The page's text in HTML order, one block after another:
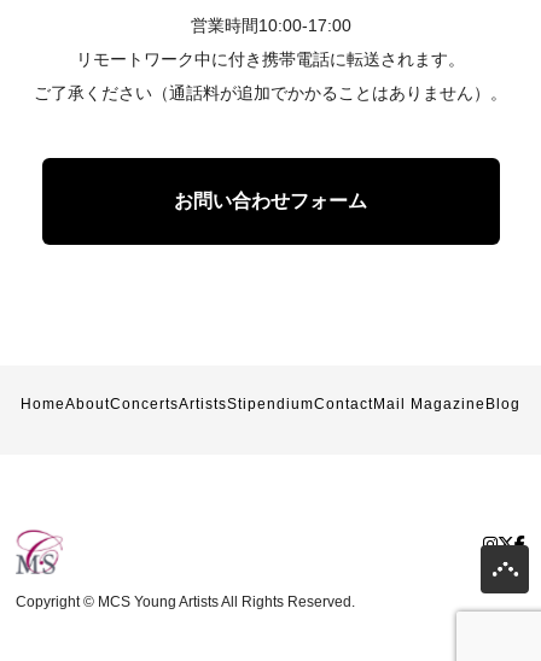
営業時間10:00-17:00
リモートワーク中に付き携帯電話に転送されます。
ご了承ください（通話料が追加でかかることはありません）。
お問い合わせフォーム
HomeAboutConcertsArtistsStipendiumContactMail Magazine Blog
Copyright © MCS Young Artists All Rights Reserved.